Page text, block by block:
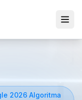
2026 Algoritma